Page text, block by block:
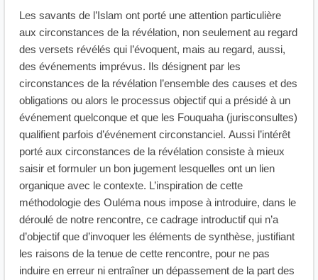
Les savants de l’Islam ont porté une attention particulière
aux circonstances de la révélation, non seulement au regard
des versets révélés qui l’évoquent, mais au regard, aussi,
des événements imprévus. Ils désignent par les
circonstances de la révélation l’ensemble des causes et des
obligations ou alors le processus objectif qui a présidé à un
événement quelconque et que les Fouquaha (jurisconsultes)
qualifient parfois d’événement circonstanciel. Aussi l’intérêt
porté aux circonstances de la révélation consiste à mieux
saisir et formuler un bon jugement lesquelles ont un lien
organique avec le contexte. L’inspiration de cette
méthodologie des Ouléma nous impose à introduire, dans le
déroulé de notre rencontre, ce cadrage introductif qui n’a
d’objectif que d’invoquer les éléments de synthèse, justifiant
les raisons de la tenue de cette rencontre, pour ne pas
induire en erreur ni entraîner un dépassement de la part des